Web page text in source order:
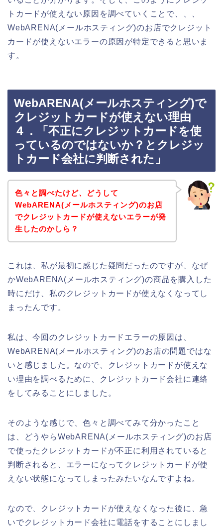
トカードが使えない原因を調べていくことで、、、
WebARENA(メールホスティング)のお店でクレジット
カードが使えないエラーの原因が特定できると思いま
す。
WebARENA(メールホスティング)で
クレジットカードが使えない理由
４．「不正にクレジットカードを使
っているのではないか？とクレジッ
トカード会社に判断された」
色々と調べたけど、どうして
WebARENA(メールホスティング)のお店
でクレジットカードが使えないエラーが発
生したのかしら？
これは、私が最初に感じた疑問だったのですが、なぜ
かWebARENA(メールホスティング)の商品を購入した
時にだけ、私のクレジットカードが使えなくなってし
まったんです。
私は、今回のクレジットカードエラーの原因は、
WebARENA(メールホスティング)のお店の問題ではな
いと感じました。なので、クレジットカードが使えな
い理由を調べるために、クレジットカード会社に連絡
をしてみることにしました。
そのような感じで、色々と調べてみて分かったこと
は、どうやらWebARENA(メールホスティング)のお店
で使ったクレジットカードが不正に利用されていると
判断されると、エラーになってクレジットカードが使
えない状態になってしまったみたいなんですよね。
なので、クレジットカードが使えなくなった後に、急
いでクレジットカード会社に電話をすることにしまし